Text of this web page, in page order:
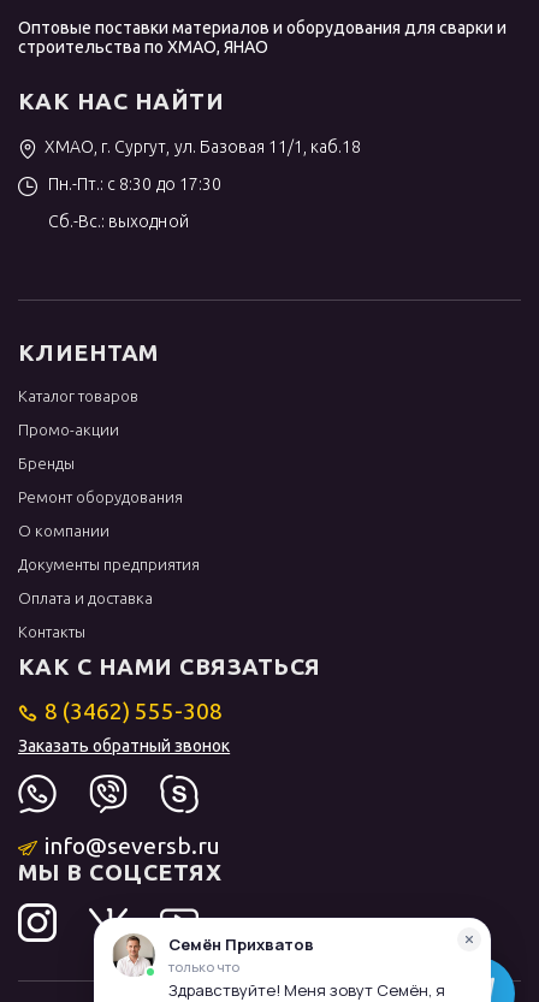
Оптовые поставки материалов и оборудования для сварки и
строительства по ХМАО, ЯНАО
КАК НАС НАЙТИ
ХМАО, г. Сургут, ул. Базовая 11/1, каб.18
Пн.-Пт.: с 8:30 до 17:30
Сб.-Вс.: выходной
КЛИЕНТАМ
Каталог товаров
Промо-акции
Бренды
Ремонт оборудования
О компании
Документы предприятия
Оплата и доставка
Контакты
КАК С НАМИ СВЯЗАТЬСЯ
8 (3462) 555-308
Заказать обратный звонок
info@seversb.ru
МЫ В СОЦСЕТЯХ